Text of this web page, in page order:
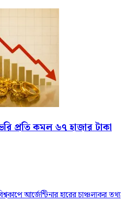
প্রতি কমল ৬৭ হাজার টাকা
আর্জেন্টিনার হারের চাঞ্চল্যকর তথ্য